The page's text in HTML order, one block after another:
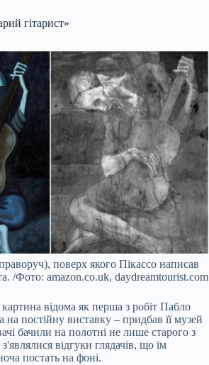
гітарист»
поверх якого Пікассо написав
/Фото: amazon.co.uk, daydreamtourist.com
картина відома як перша з робіт Пабло
на постійну виставку – придбав її музей
бачили на полотні не лише старого з
відгуки глядачів, що їм
постать на фоні.